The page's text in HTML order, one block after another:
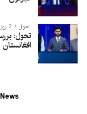
تحول 2 روز ago
تحول:
افغانستان